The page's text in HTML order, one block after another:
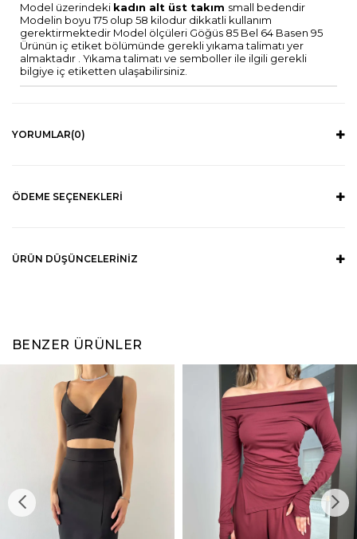
Model üzerindeki kadın alt üst takım small bedendir
Modelin boyu 175 olup 58 kilodur dikkatli kullanım
gerektirmektedir Model ölçüleri Göğüs 85 Bel 64 Basen 95
Ürünün iç etiket bölümünde gerekli yıkama talimatı yer
almaktadır . Yıkama talimatı ve semboller ile ilgili gerekli
bilgiye iç etiketten ulaşabilirsiniz.
YORUMLAR(0)
ÖDEME SEÇENEKLERI
ÜRÜN DÜŞÜNCELERINIZ
BENZER ÜRÜNLER